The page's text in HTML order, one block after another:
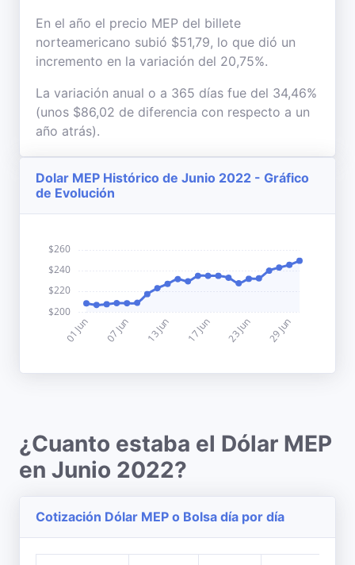
En el año el precio MEP del billete
norteamericano subió $51,79, lo que dió un
incremento en la variación del 20,75%.
La variación anual o a 365 días fue del 34,46%
(unos $86,02 de diferencia con respecto a un
año atrás).
Dolar MEP Histórico de Junio 2022 - Gráfico
de Evolución
¿Cuanto estaba el Dólar MEP
en Junio 2022?
Cotización Dólar MEP o Bolsa día por día